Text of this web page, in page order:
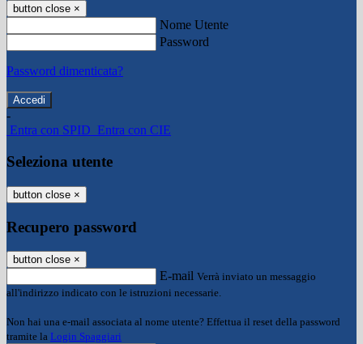
button close ×
Nome Utente
Password
Password dimenticata?
-
Entra con SPID Entra con CIE
Seleziona utente
button close ×
Recupero password
button close ×
E-mail Verrà inviato un messaggio
all'indirizzo indicato con le istruzioni necessarie.
Non hai una e-mail associata al nome utente? Effettua il reset della password
tramite la Login Spaggiari